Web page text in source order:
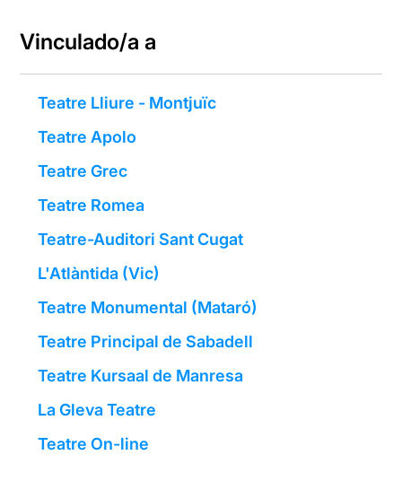
Vinculado/a a
Teatre Lliure - Montjuïc
Teatre Apolo
Teatre Grec
Teatre Romea
Teatre-Auditori Sant Cugat
L'Atlàntida (Vic)
Teatre Monumental (Mataró)
Teatre Principal de Sabadell
Teatre Kursaal de Manresa
La Gleva Teatre
Teatre On-line